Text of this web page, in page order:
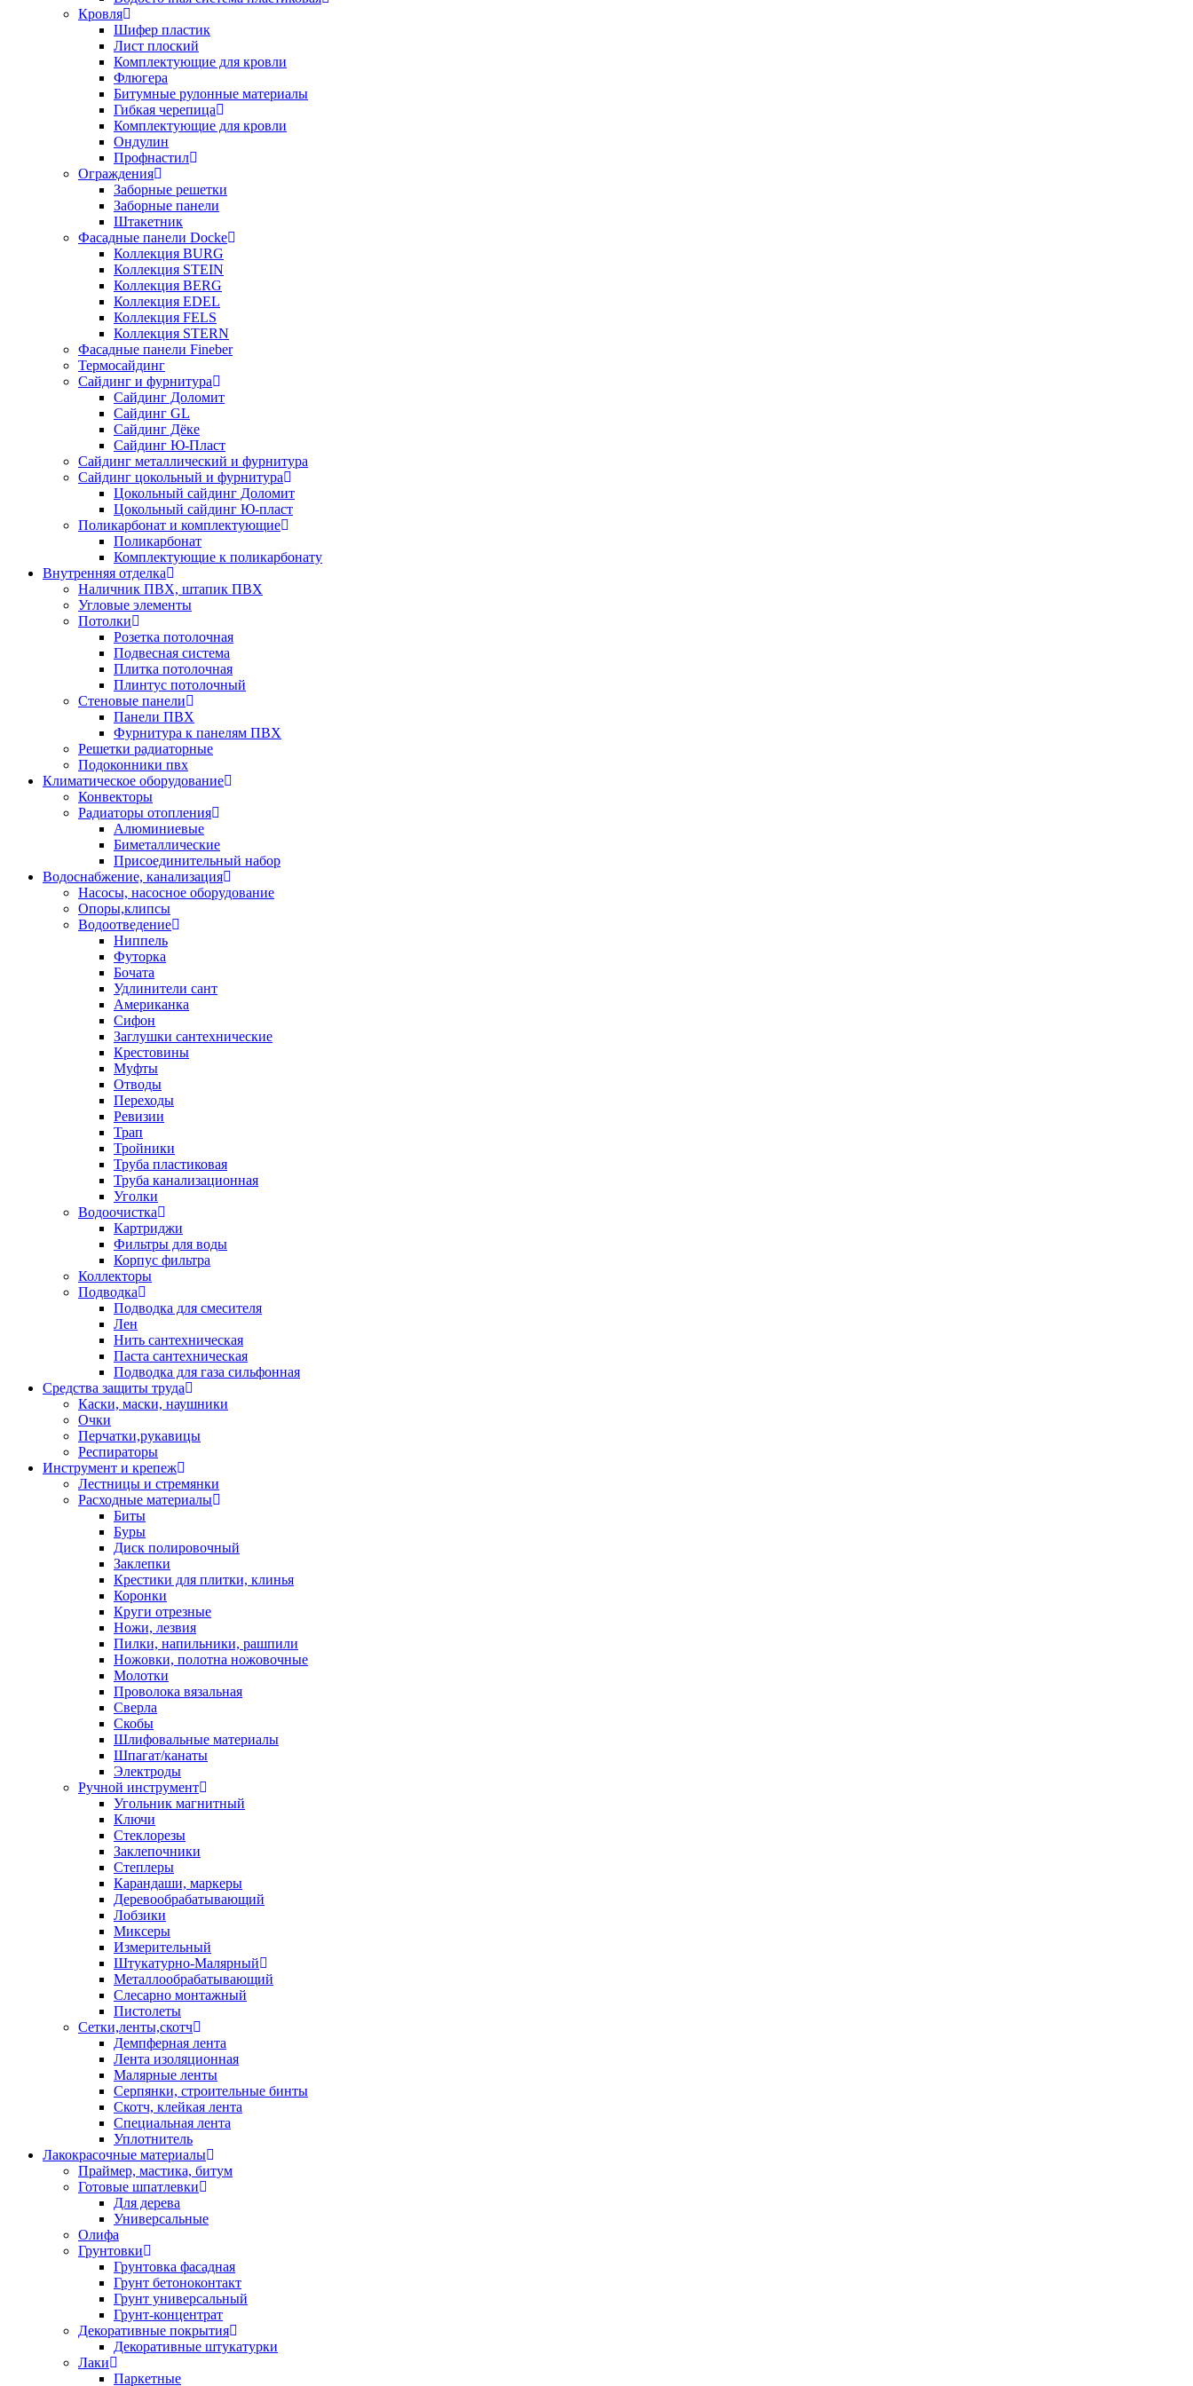
Кровля
Шифер пластик
Лист плоский
Комплектующие для кровли
Флюгера
Битумные рулонные материалы
Гибкая черепица
Комплектующие для кровли
Ондулин
Профнастил
Ограждения
Заборные решетки
Заборные панели
Штакетник
Фасадные панели Docke
Коллекция BURG
Коллекция STEIN
Коллекция BERG
Коллекция EDEL
Коллекция FELS
Коллекция STERN
Фасадные панели Fineber
Термосайдинг
Сайдинг и фурнитура
Сайдинг Доломит
Сайдинг GL
Сайдинг Дёке
Сайдинг Ю-Пласт
Сайдинг металлический и фурнитура
Сайдинг цокольный и фурнитура
Цокольный сайдинг Доломит
Цокольный сайдинг Ю-пласт
Поликарбонат и комплектующие
Поликарбонат
Комплектующие к поликарбонату
Внутренняя отделка
Наличник ПВХ, штапик ПВХ
Угловые элементы
Потолки
Розетка потолочная
Подвесная система
Плитка потолочная
Плинтус потолочный
Стеновые панели
Панели ПВХ
Фурнитура к панелям ПВХ
Решетки радиаторные
Подоконники пвх
Климатическое оборудование
Конвекторы
Радиаторы отопления
Алюминиевые
Биметаллические
Присоединительный набор
Водоснабжение, канализация
Насосы, насосное оборудование
Опоры,клипсы
Водоотведение
Ниппель
Футорка
Бочата
Удлинители сант
Американка
Сифон
Заглушки сантехнические
Крестовины
Муфты
Отводы
Переходы
Ревизии
Трап
Тройники
Труба пластиковая
Труба канализационная
Уголки
Водоочистка
Картриджи
Фильтры для воды
Корпус фильтра
Коллекторы
Подводка
Подводка для смесителя
Лен
Нить сантехническая
Паста сантехническая
Подводка для газа сильфонная
Средства защиты труда
Каски, маски, наушники
Очки
Перчатки,рукавицы
Респираторы
Инструмент и крепеж
Лестницы и стремянки
Расходные материалы
Биты
Буры
Диск полировочный
Заклепки
Крестики для плитки, клинья
Коронки
Круги отрезные
Ножи, лезвия
Пилки, напильники, рашпили
Ножовки, полотна ножовочные
Молотки
Проволока вязальная
Сверла
Скобы
Шлифовальные материалы
Шпагат/канаты
Электроды
Ручной инструмент
Угольник магнитный
Ключи
Стеклорезы
Заклепочники
Степлеры
Карандаши, маркеры
Деревообрабатывающий
Лобзики
Миксеры
Измерительный
Штукатурно-Малярный
Металлообрабатывающий
Слесарно монтажный
Пистолеты
Сетки,ленты,скотч
Демпферная лента
Лента изоляционная
Малярные ленты
Серпянки, строительные бинты
Скотч, клейкая лента
Специальная лента
Уплотнитель
Лакокрасочные материалы
Праймер, мастика, битум
Готовые шпатлевки
Для дерева
Универсальные
Олифа
Грунтовки
Грунтовка фасадная
Грунт бетоноконтакт
Грунт универсальный
Грунт-концентрат
Декоративные покрытия
Декоративные штукатурки
Лаки
Паркетные